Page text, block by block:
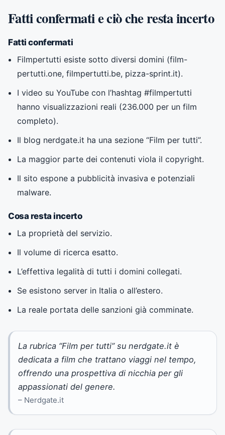
Fatti confermati e ciò che resta incerto
Fatti confermati
Filmpertutti esiste sotto diversi domini (film-
pertutti.one, filmpertutti.be, pizza-sprint.it).
I video su YouTube con l’hashtag #filmpertutti
hanno visualizzazioni reali (236.000 per un film
completo).
Il blog nerdgate.it ha una sezione “Film per tutti”.
La maggior parte dei contenuti viola il copyright.
Il sito espone a pubblicità invasiva e potenziali
malware.
Cosa resta incerto
La proprietà del servizio.
Il volume di ricerca esatto.
L’effettiva legalità di tutti i domini collegati.
Se esistono server in Italia o all’estero.
La reale portata delle sanzioni già comminate.
La rubrica “Film per tutti” su nerdgate.it è
dedicata a film che trattano viaggi nel tempo,
offrendo una prospettiva di nicchia per gli
appassionati del genere.
– Nerdgate.it